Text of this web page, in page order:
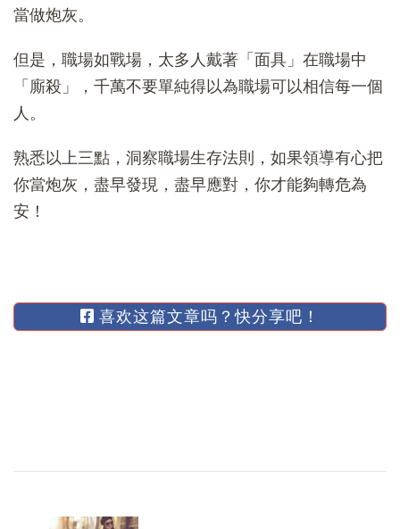
當做炮灰。
但是，職場如戰場，太多人戴著「面具」在職場中
「廝殺」，千萬不要單純得以為職場可以相信每一個
人。
熟悉以上三點，洞察職場生存法則，如果領導有心把
你當炮灰，盡早發現，盡早應對，你才能夠轉危為
安！
喜欢这篇文章吗？快分享吧！